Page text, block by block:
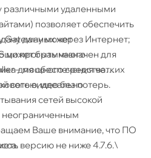
различными удаленными
позволяет обеспечить
данных через Интернет;
быть назначен для
для обеспечения четких
видео без потерь.
Gateway может
программного
– мощного средства
сетью, идеально
сетей высокой
неограниченным
Ваше внимание, что ПО
версию не ниже 4.7.6.\